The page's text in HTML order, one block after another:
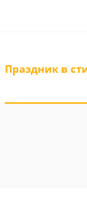
Праздник в